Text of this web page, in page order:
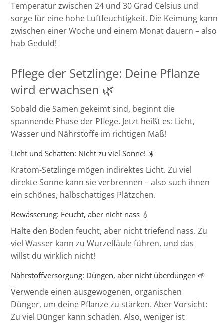
Temperatur zwischen 24 und 30 Grad Celsius und
sorge für eine hohe Luftfeuchtigkeit. Die Keimung kann
zwischen einer Woche und einem Monat dauern – also
hab Geduld!
Pflege der Setzlinge: Deine Pflanze
wird erwachsen 🌿
Sobald die Samen gekeimt sind, beginnt die
spannende Phase der Pflege. Jetzt heißt es: Licht,
Wasser und Nährstoffe im richtigen Maß!
Licht und Schatten: Nicht zu viel Sonne! ☀️
Kratom-Setzlinge mögen indirektes Licht. Zu viel
direkte Sonne kann sie verbrennen – also such ihnen
ein schönes, halbschattiges Plätzchen.
Bewässerung: Feucht, aber nicht nass 💧
Halte den Boden feucht, aber nicht triefend nass. Zu
viel Wasser kann zu Wurzelfäule führen, und das
willst du wirklich nicht!
Nährstoffversorgung: Düngen, aber nicht überdüngen 🌱
Verwende einen ausgewogenen, organischen
Dünger, um deine Pflanze zu stärken. Aber Vorsicht:
Zu viel Dünger kann schaden. Also, weniger ist